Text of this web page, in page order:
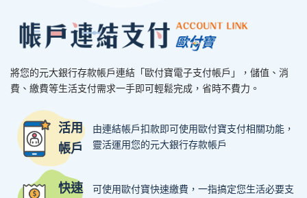
將您的元大銀行存款帳戶連結「歐付寶電子支付帳戶」，儲值、消
費、繳費等生活支付需求一手即可輕鬆完成，省時不費力。
活用
帳戶
由連結帳戶扣款即可使用歐付寶支付相關功能，
靈活運用您的元大銀行存款帳戶
快速
可使用歐付寶快速繳費，一指搞定您生活必要支